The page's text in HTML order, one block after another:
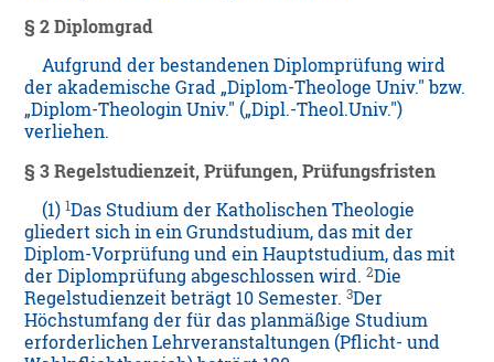
§ 2 Diplomgrad
Aufgrund der bestandenen Diplomprüfung wird
der akademische Grad „Diplom-Theologe Univ." bzw.
„Diplom-Theologin Univ." („Dipl.-Theol.Univ.")
verliehen.
§ 3 Regelstudienzeit, Prüfungen, Prüfungsfristen
(1)1Das Studium der Katholischen Theologie
gliedert sich in ein Grundstudium, das mit der
Diplom-Vorprüfung und ein Hauptstudium, das mit
der Diplomprüfung abgeschlossen wird.2Die
Regelstudienzeit beträgt 10 Semester.3Der
Höchstumfang der für das planmäßige Studium
erforderlichen Lehrveranstaltungen (Pflicht- und